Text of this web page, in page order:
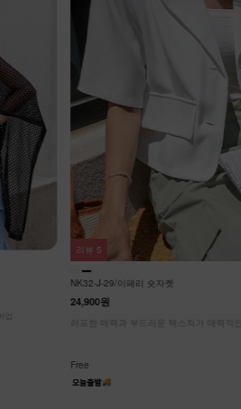
NK42-O-29/프리덤 가디건셋트
25,900원
[ 한정수량 특가 ]
Free
리뷰 2